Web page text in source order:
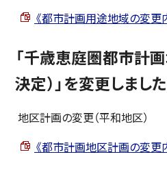
《都市計画用途地域の変更
「千歳恵庭圏都市計
決定）」を変更しました
地区計画の変更（平和地区）
《都市計画地区計画の変更